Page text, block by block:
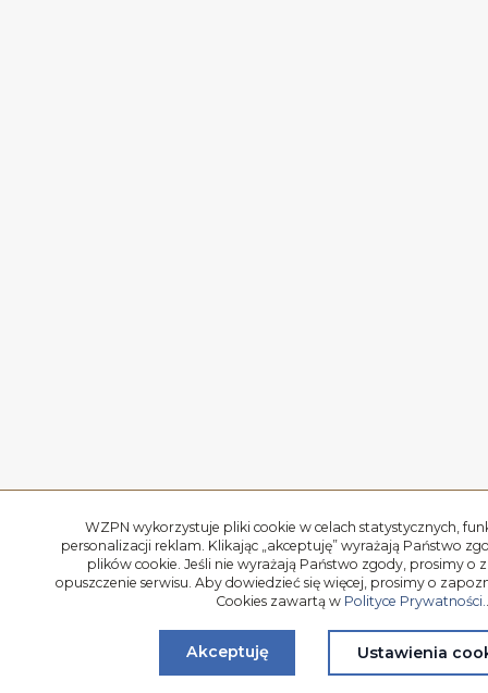
WZPN wykorzystuje pliki cookie w celach statystycznych,
personalizacji reklam. Klikając „akceptuję” wyrażają Państwo
plików cookie. Jeśli nie wyrażają Państwo zgody, prosimy o
opuszczenie serwisu. Aby dowiedzieć się więcej, prosimy o
Cookies zawartą w Polityce Prywatności..
Akceptuję Ustawienia